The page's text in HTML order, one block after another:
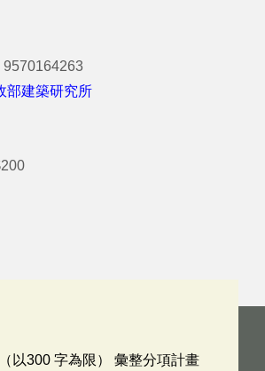
9570164263
部建築研究所
以300 字為限） 彙整分項計畫